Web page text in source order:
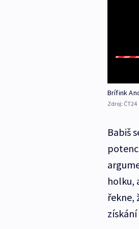
Brífink
Zdroj: ČT24
Babiš
holku,
řekne,